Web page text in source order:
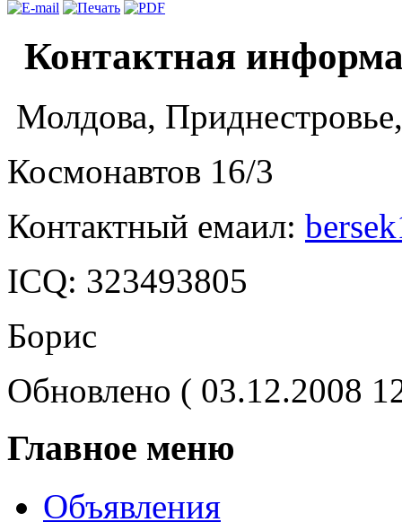
Контактная
Молдова,
Космонавтов 16/3
Контактный емаил:
ICQ: 323493805
Борис
Обновлено ( 03.12.2008
Главное меню
Объявления